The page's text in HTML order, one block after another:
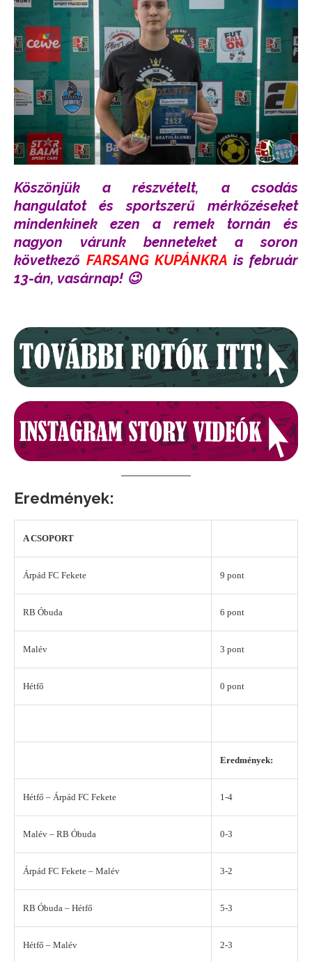
Köszönjük a részvételt, a csodás
hangulatot és sportszerű mérkőzéseket
mindenkinek ezen a remek tornán és
nagyon várunk benneteket a soron
következő FARSANG KUPÁNKRA is február
13-án, vasárnap! 😉
Eredmények:
A CSOPORT
Árpád FC Fekete 9 pont
RB Óbuda 6 pont
Malév 3 pont
Hétfő 0 pont
Eredmények:
Hétfő – Árpád FC Fekete 1-4
Malév – RB Óbuda 0-3
Árpád FC Fekete – Malév 3-2
RB Óbuda – Hétfő 5-3
Hétfő – Malév 2-3